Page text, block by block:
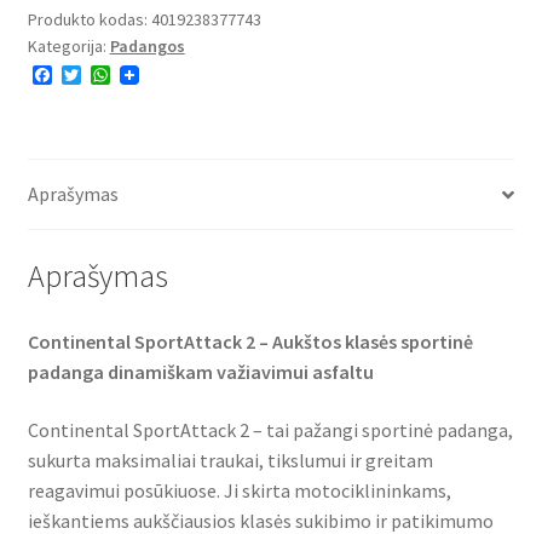
Produkto kodas: 4019238377743
Kategorija: Padangos
F
o
T
r
W
p
Aprašymas
Aprašymas
Continental SportAttack 2 – Aukštos klasės sportinė
padanga dinamiškam važiavimui asfaltu
Continental SportAttack 2 – tai pažangi sportinė padanga,
sukurta maksimaliai traukai, tikslumui ir greitam
reagavimui posūkiuose. Ji skirta motociklininkams,
ieškantiems aukščiausios klasės sukibimo ir patikimumo